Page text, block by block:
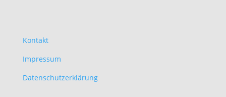
Kontakt
Impressum
Datenschutzerklärung